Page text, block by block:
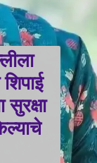
सुरक्षा